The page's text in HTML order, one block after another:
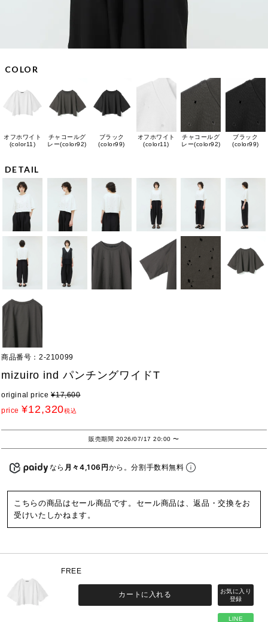
COLOR
オフホワイト
(color11)
チャコールグ
レー(color92)
ブラック
(color99)
オフホワイト
(color11)
チャコールグ
レー(color92)
ブラック
(color99)
DETAIL
商品番号 2-210099
mizuiro ind パンチングワイドT
original price ¥17,600
price ¥12,320税込
販売期間 2026/07/17 20:00〜
なら 月々4,106円から。分割手数料無料
こちらの商品はセール商品です。セール商品は、返品・交換をお
受けいたしかねます。
FREE
LINE
カートに入れる